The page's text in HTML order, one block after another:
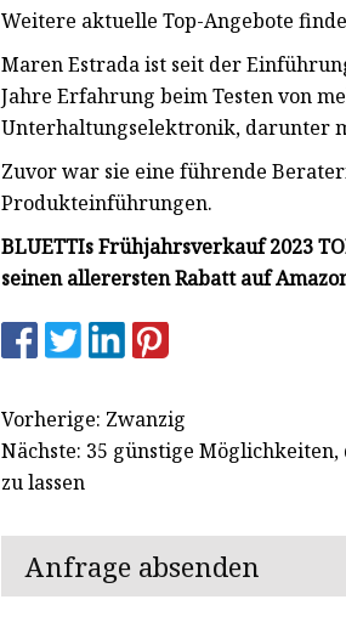
Weitere aktuelle Top-Angebote
Maren Estrada ist seit der
Jahre Erfahrung beim Testen von
Unterhaltungselektronik, darunter
Zuvor war sie eine führende
Produkteinführungen.
BLUETTIs Frühjahrsverkauf 2023
seinen allerersten Rabatt auf
Vorherige: Zwanzig
Nächste: 35 günstige
zu lassen
Anfrage absenden